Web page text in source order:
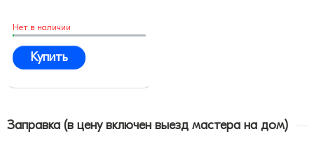
Нет в наличии
Купить
Заправка (в цену включен выезд мастера на дом)